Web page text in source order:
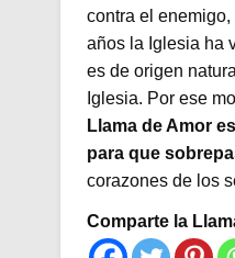
contra el
años la Iglesia ha
es de origen
Iglesia. Por ese
Llama de Amor
para que
corazones de los
Comparte la